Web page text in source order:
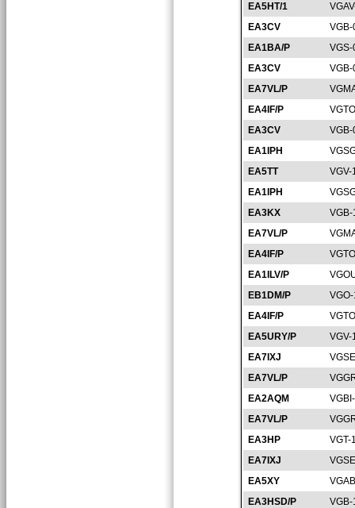
EA5HT/1
EA3CV
EA1BA/P
EA3CV
EA7VL/P
EA4IF/P
EA3CV
EA1IPH
EA5TT
VGV-
EA1IPH
EA3KX
EA7VL/P
EA4IF/P
EA1ILV/P
EB1DM/P
EA4IF/P
EA5URY/P
VGV-
EA7IXJ
EA7VL/P
EA2AQM
EA7VL/P
EA3HP
VGT-
EA7IXJ
EA5XY
EA3HSD/P